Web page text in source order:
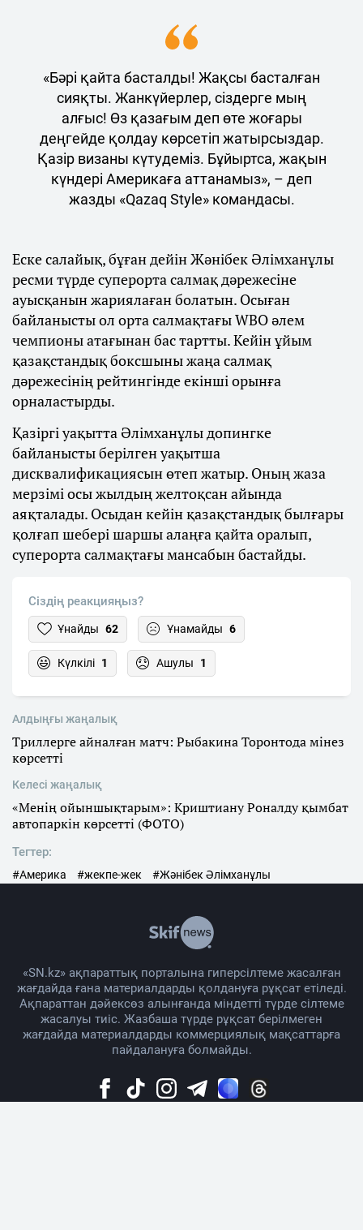
«Бәрі қайта басталды! Жақсы басталған
сияқты. Жанкүйерлер, сіздерге мың
алғыс! Өз қазағым деп өте жоғары
деңгейде қолдау көрсетіп жатырсыздар.
Қазір визаны күтудеміз. Бұйыртса, жақын
күндері Америкаға аттанамыз», – деп
жазды «Qazaq Style» командасы.
Еске салайық, бұған дейін Жәнібек Әлімханұлы
ресми түрде суперорта салмақ дәрежесіне
ауысқанын жариялаған болатын. Осыған
байланысты ол орта салмақтағы WBO әлем
чемпионы атағынан бас тартты. Кейін ұйым
қазақстандық боксшыны жаңа салмақ
дәрежесінің рейтингінде екінші орынға
орналастырды.
Қазіргі уақытта Әлімханұлы допингке
байланысты берілген уақытша
дисквалификациясын өтеп жатыр. Оның жаза
мерзімі осы жылдың желтоқсан айында
аяқталады. Осыдан кейін қазақстандық былғары
қолғап шебері шаршы алаңға қайта оралып,
суперорта салмақтағы мансабын бастайды.
Сіздің реакцияңыз?
Ұнайды 62 Ұнамайды 6
Күлкілі 1 Ашулы 1
Алдыңғы жаңалық
Триллерге айналған матч: Рыбакина Торонтода мінез
көрсетті
Келесі жаңалық
«Менің ойыншықтарым»: Криштиану Роналду қымбат
автопаркін көрсетті (ФОТО)
Тегтер:
#Америка #жекпе-жек #Жәнібек Әлімханұлы
«SN.kz» ақпараттық порталына гиперсілтеме жасалған
жағдайда ғана материалдарды қолдануға рұқсат етіледі.
Ақпараттан дәйексөз алынғанда міндетті түрде сілтеме
жасалуы тиіс. Жазбаша түрде рұқсат берілмеген
жағдайда материалдарды коммерциялық мақсаттарға
пайдалануға болмайды.